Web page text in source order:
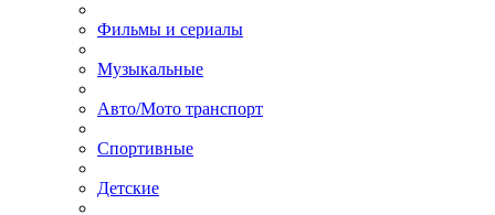
Фильмы и сериалы
Музыкальные
Авто/Мото транспорт
Спортивные
Детские